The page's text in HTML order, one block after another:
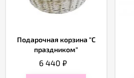
Подарочная корзина "С
праздником"
6 440₽